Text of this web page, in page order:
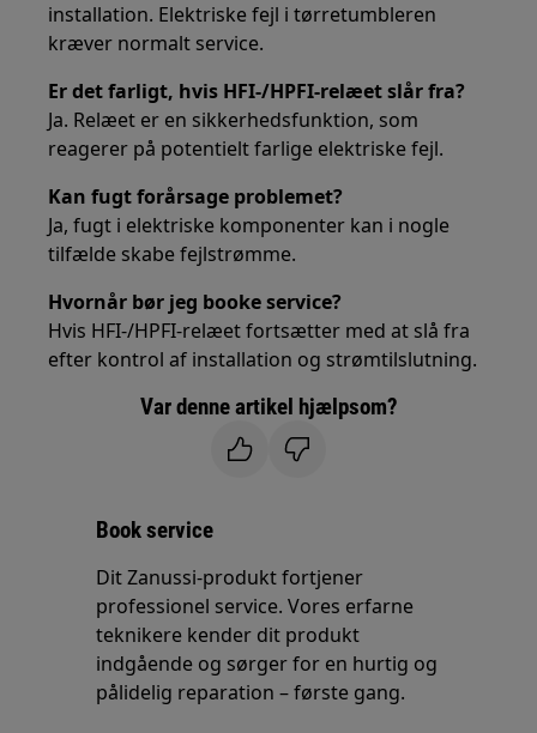
installation. Elektriske fejl i tørretumbleren
kræver normalt service.
Er det farligt, hvis HFI-/HPFI-relæet slår fra?
Ja. Relæet er en sikkerhedsfunktion, som
reagerer på potentielt farlige elektriske fejl.
Kan fugt forårsage problemet?
Ja, fugt i elektriske komponenter kan i nogle
tilfælde skabe fejlstrømme.
Hvornår bør jeg booke service?
Hvis HFI-/HPFI-relæet fortsætter med at slå fra
efter kontrol af installation og strømtilslutning.
Var denne artikel hjælpsom?
Book service
Dit Zanussi-produkt fortjener
professionel service. Vores erfarne
teknikere kender dit produkt
indgående og sørger for en hurtig og
pålidelig reparation – første gang.